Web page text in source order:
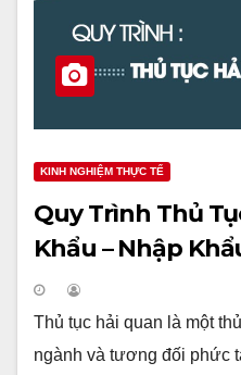
KINH NGHIỆM THỰC TẾ
Quy Trình Thủ
Khẩu – Nhập
Thủ tục hải quan là một
ngành và tương đối phức